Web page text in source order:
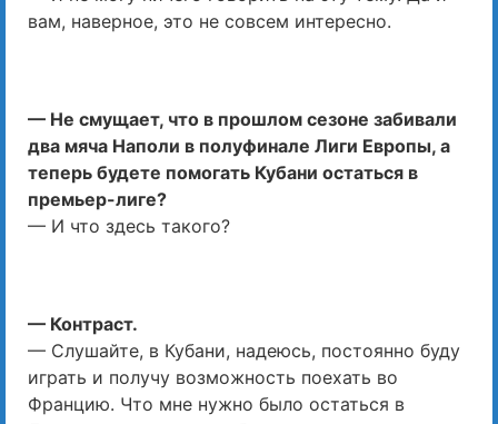
вам, наверное, это не совсем интересно.
— Не смущает, что в прошлом сезоне забивали
два мяча Наполи в полуфинале Лиги Европы, а
теперь будете помогать Кубани остаться в
премьер-лиге?
— И что здесь такого?
— Контраст.
— Слушайте, в Кубани, надеюсь, постоянно буду
играть и получу возможность поехать во
Францию. Что мне нужно было остаться в